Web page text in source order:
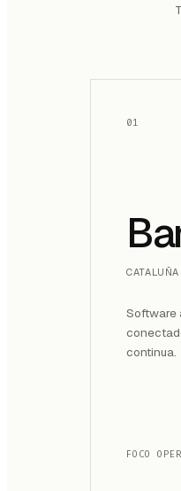
01
Software
continua.
FOCO